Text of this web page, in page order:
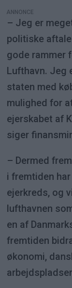
ANNONCE
– Jeg er
politiske
gode rammer
Lufthavn. Jeg
staten med
mulighed for
ejerskabet af
siger
– Dermed
i fremtiden
ejerkreds, og
lufthavnen
en af
fremtiden
økonomi,